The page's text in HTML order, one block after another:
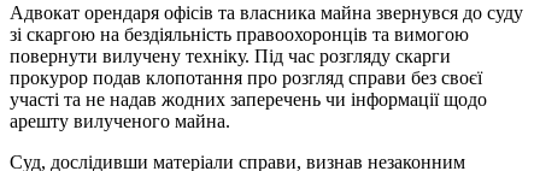
Адвокат орендаря офісів та власника майна звернувся до суду
зі скаргою на бездіяльність правоохоронців та вимогою
повернути вилучену техніку. Під час розгляду скарги
прокурор подав клопотання про розгляд справи без своєї
участі та не надав жодних заперечень чи інформації щодо
арешту вилученого майна.
Суд, дослідивши матеріали справи, визнав незаконним